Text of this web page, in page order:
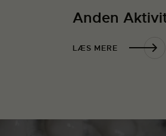
Anden
LÆS MERE